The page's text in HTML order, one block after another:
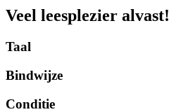
Veel leesplezier alvast!
Taal
Bindwijze
Conditie